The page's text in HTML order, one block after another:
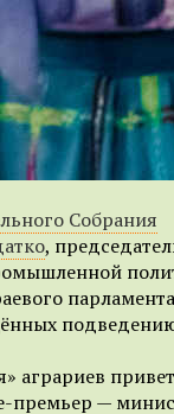
Собрания
,
аграриев
премьер —